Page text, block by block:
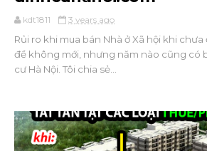
kdt1811 3 years ago
Rủi ro khi mua bán Nhà ở Xã hội khi
đề không mới, nhưng năm nào cũng có
cư Hà Nội. Tôi chia sẻ...